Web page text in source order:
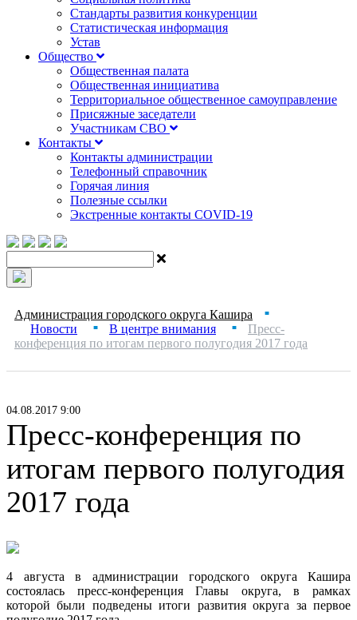
Стандарты развития конкуренции
Статистическая информация
Устав
Общество
Общественная палата
Общественная инициатива
Территориальное общественное самоуправление
Присяжные заседатели
Участникам СВО
Контакты
Контакты администрации
Телефонный справочник
Горячая линия
Полезные ссылки
Экстренные контакты COVID-19
Администрация городского округа Кашира ■
Новости ■ В центре внимания ■
Пресс-
конференция по итогам первого полугодия 2017 года
04.08.2017 9:00
Пресс-конференция по
итогам первого полугодия
2017 года
4 августа в администрации городского округа Кашира
состоялась пресс-конференция Главы округа, в рамках
которой были подведены итоги развития округа за первое